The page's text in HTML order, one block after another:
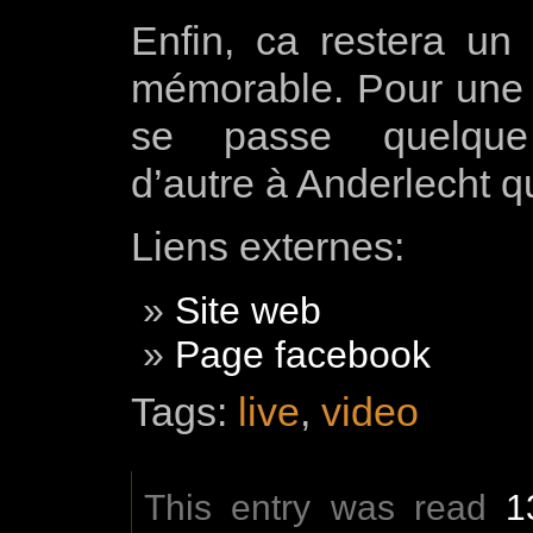
Enfin, ca restera un
mémorable. Pour une
se passe
d’autre à Anderlecht
Liens externes:
Site web
Page facebook
Tags: live, video
This entry was read